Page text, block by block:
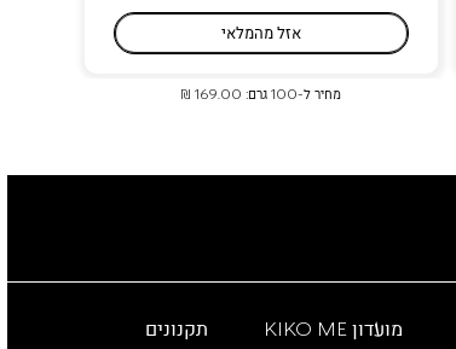
אזל מהמלאי
מחיר ל-100 גרם: 169.00 ₪
מועדון KIKO ME תקנונים